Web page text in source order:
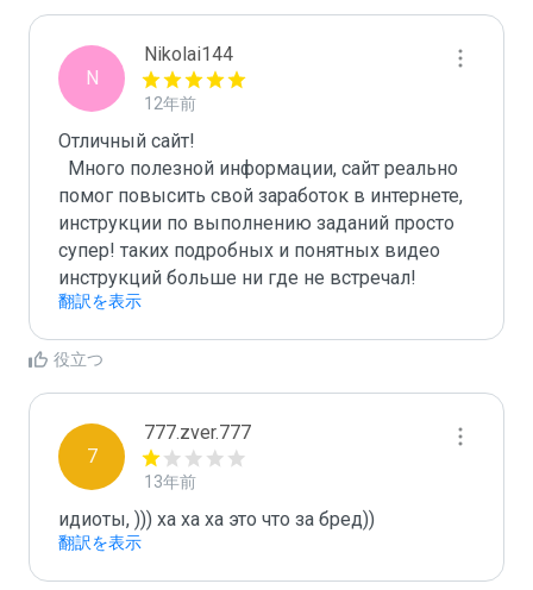
N
Nikolai144
12年前
Отличный сайт!
помог повысить свой заработок в интернете,
инструкции по выполнению заданий просто
супер! таких подробных и понятных видео
инструкций больше ни где не встречал!
翻訳を表示
役立つ
7
777.zver.777
13年前
идиоты, ))) ха ха ха это что за бред))
翻訳を表示